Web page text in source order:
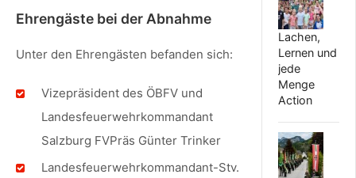
Ehrengäste bei der Abnahme
Unter den Ehrengästen befanden sich:
Vizepräsident des ÖBFV und
Landesfeuerwehrkommandant
Salzburg FVPräs Günter Trinker
Landesfeuerwehrkommandant-Stv.
Lachen,
Lernen und
jede
Menge
Action